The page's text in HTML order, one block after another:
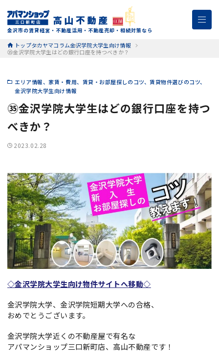
金沢市の賃貸経営・不動産活用・不動産売却・相続対策なら
トップタカヤマコラム金沢学院大学生向け情報
㉟金沢学院大学生はどの銀行口座を持つべきか？
エリア情報 家賃・費用 賃貸・お部屋探しのコツ
賃貸物件選びのコツ
金沢学院大学生向け情報
㉟金沢学院大学生はどの銀行口座を持つ
べきか？
2023.02.28
◇金沢学院大学生向け物件サイトへ移動◇
金沢学院大学、金沢学院短期大学への合格、
おめでとうございます。
金沢学院大学近くの不動産屋で有名な
アパマンショップ三口新町店、高山不動産です！